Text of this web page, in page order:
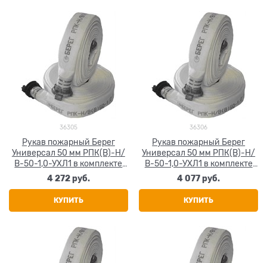
36305
Рукав пожарный Берег
Универсал 50 мм РПК(В)-Н/
В-50-1,0-УХЛ1 в комплекте
головки ГР-50А-П 20+-1 м
4 272 руб.
КУПИТЬ
36306
Рукав пожарный Берег
Универсал 50 мм РПК(В)-Н/
В-50-1,0-УХЛ1 в комплекте
головки ГР-50П 20+-1 м
4 077 руб.
КУПИТЬ